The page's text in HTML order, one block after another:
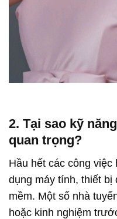
2. Tại sao kỹ
quan trọng?
Hầu hết các công
dụng máy tính, thiết bị
mềm. Một số nhà
hoặc kinh nghiệm